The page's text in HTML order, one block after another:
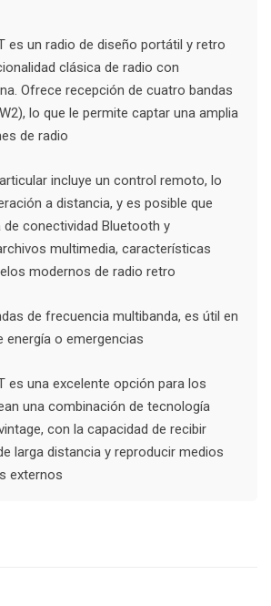
es un radio de diseño portátil y retro
clásica de radio con
Ofrece recepción de cuatro bandas
lo que le permite captar una amplia
de radio
incluye un control remoto, lo
a distancia, y es posible que
conectividad Bluetooth y
multimedia, características
modernos de radio retro
de frecuencia multibanda, es útil en
o emergencias
es una excelente opción para los
una combinación de tecnología
con la capacidad de recibir
larga distancia y reproducir medios
externos